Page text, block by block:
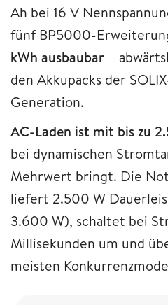
Ah bei 16 V
fünf BP5000-
kWh ausbaubar –
den Akkupacks der
Generation.
AC-Laden ist mit bis zu
bei dynamischen
Mehrwert bringt. Die
liefert 2.500 W
3.600 W), schaltet bei
Millisekunden um und
meisten